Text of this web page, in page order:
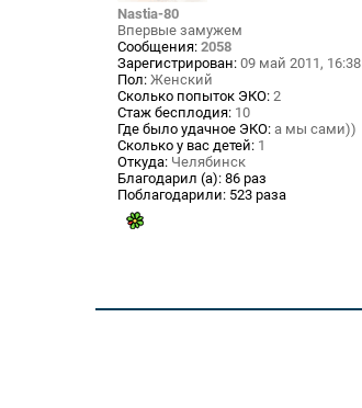
Nastia-80
Впервые замужем
Сообщения: 2058
Зарегистрирован: 09 май 2011, 16:38
Пол: Женский
Сколько попыток ЭКО: 2
Стаж бесплодия: 10
Где было удачное ЭКО: а мы сами))
Сколько у вас детей: 1
Откуда: Челябинск
Благодарил (а): 86 раз
Поблагодарили: 523 раза